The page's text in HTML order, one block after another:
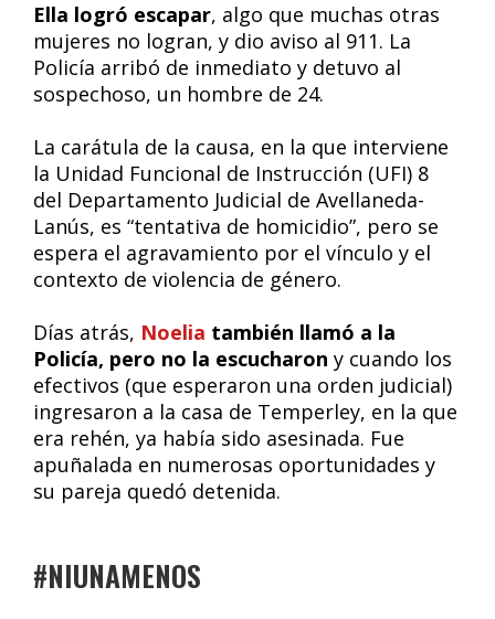
Ella logró escapar, algo que muchas otras
mujeres no logran, y dio aviso al 911. La
Policía arribó de inmediato y detuvo al
sospechoso, un hombre de 24.
La carátula de la causa, en la que interviene
la Unidad Funcional de Instrucción (UFI) 8
del Departamento Judicial de Avellaneda-
Lanús, es “tentativa de homicidio”, pero se
espera el agravamiento por el vínculo y el
contexto de violencia de género.
Días atrás, Noelia también llamó a la
Policía, pero no la escucharon y cuando los
efectivos (que esperaron una orden judicial)
ingresaron a la casa de Temperley, en la que
era rehén, ya había sido asesinada. Fue
apuñalada en numerosas oportunidades y
su pareja quedó detenida.
#NIUNAMENOS